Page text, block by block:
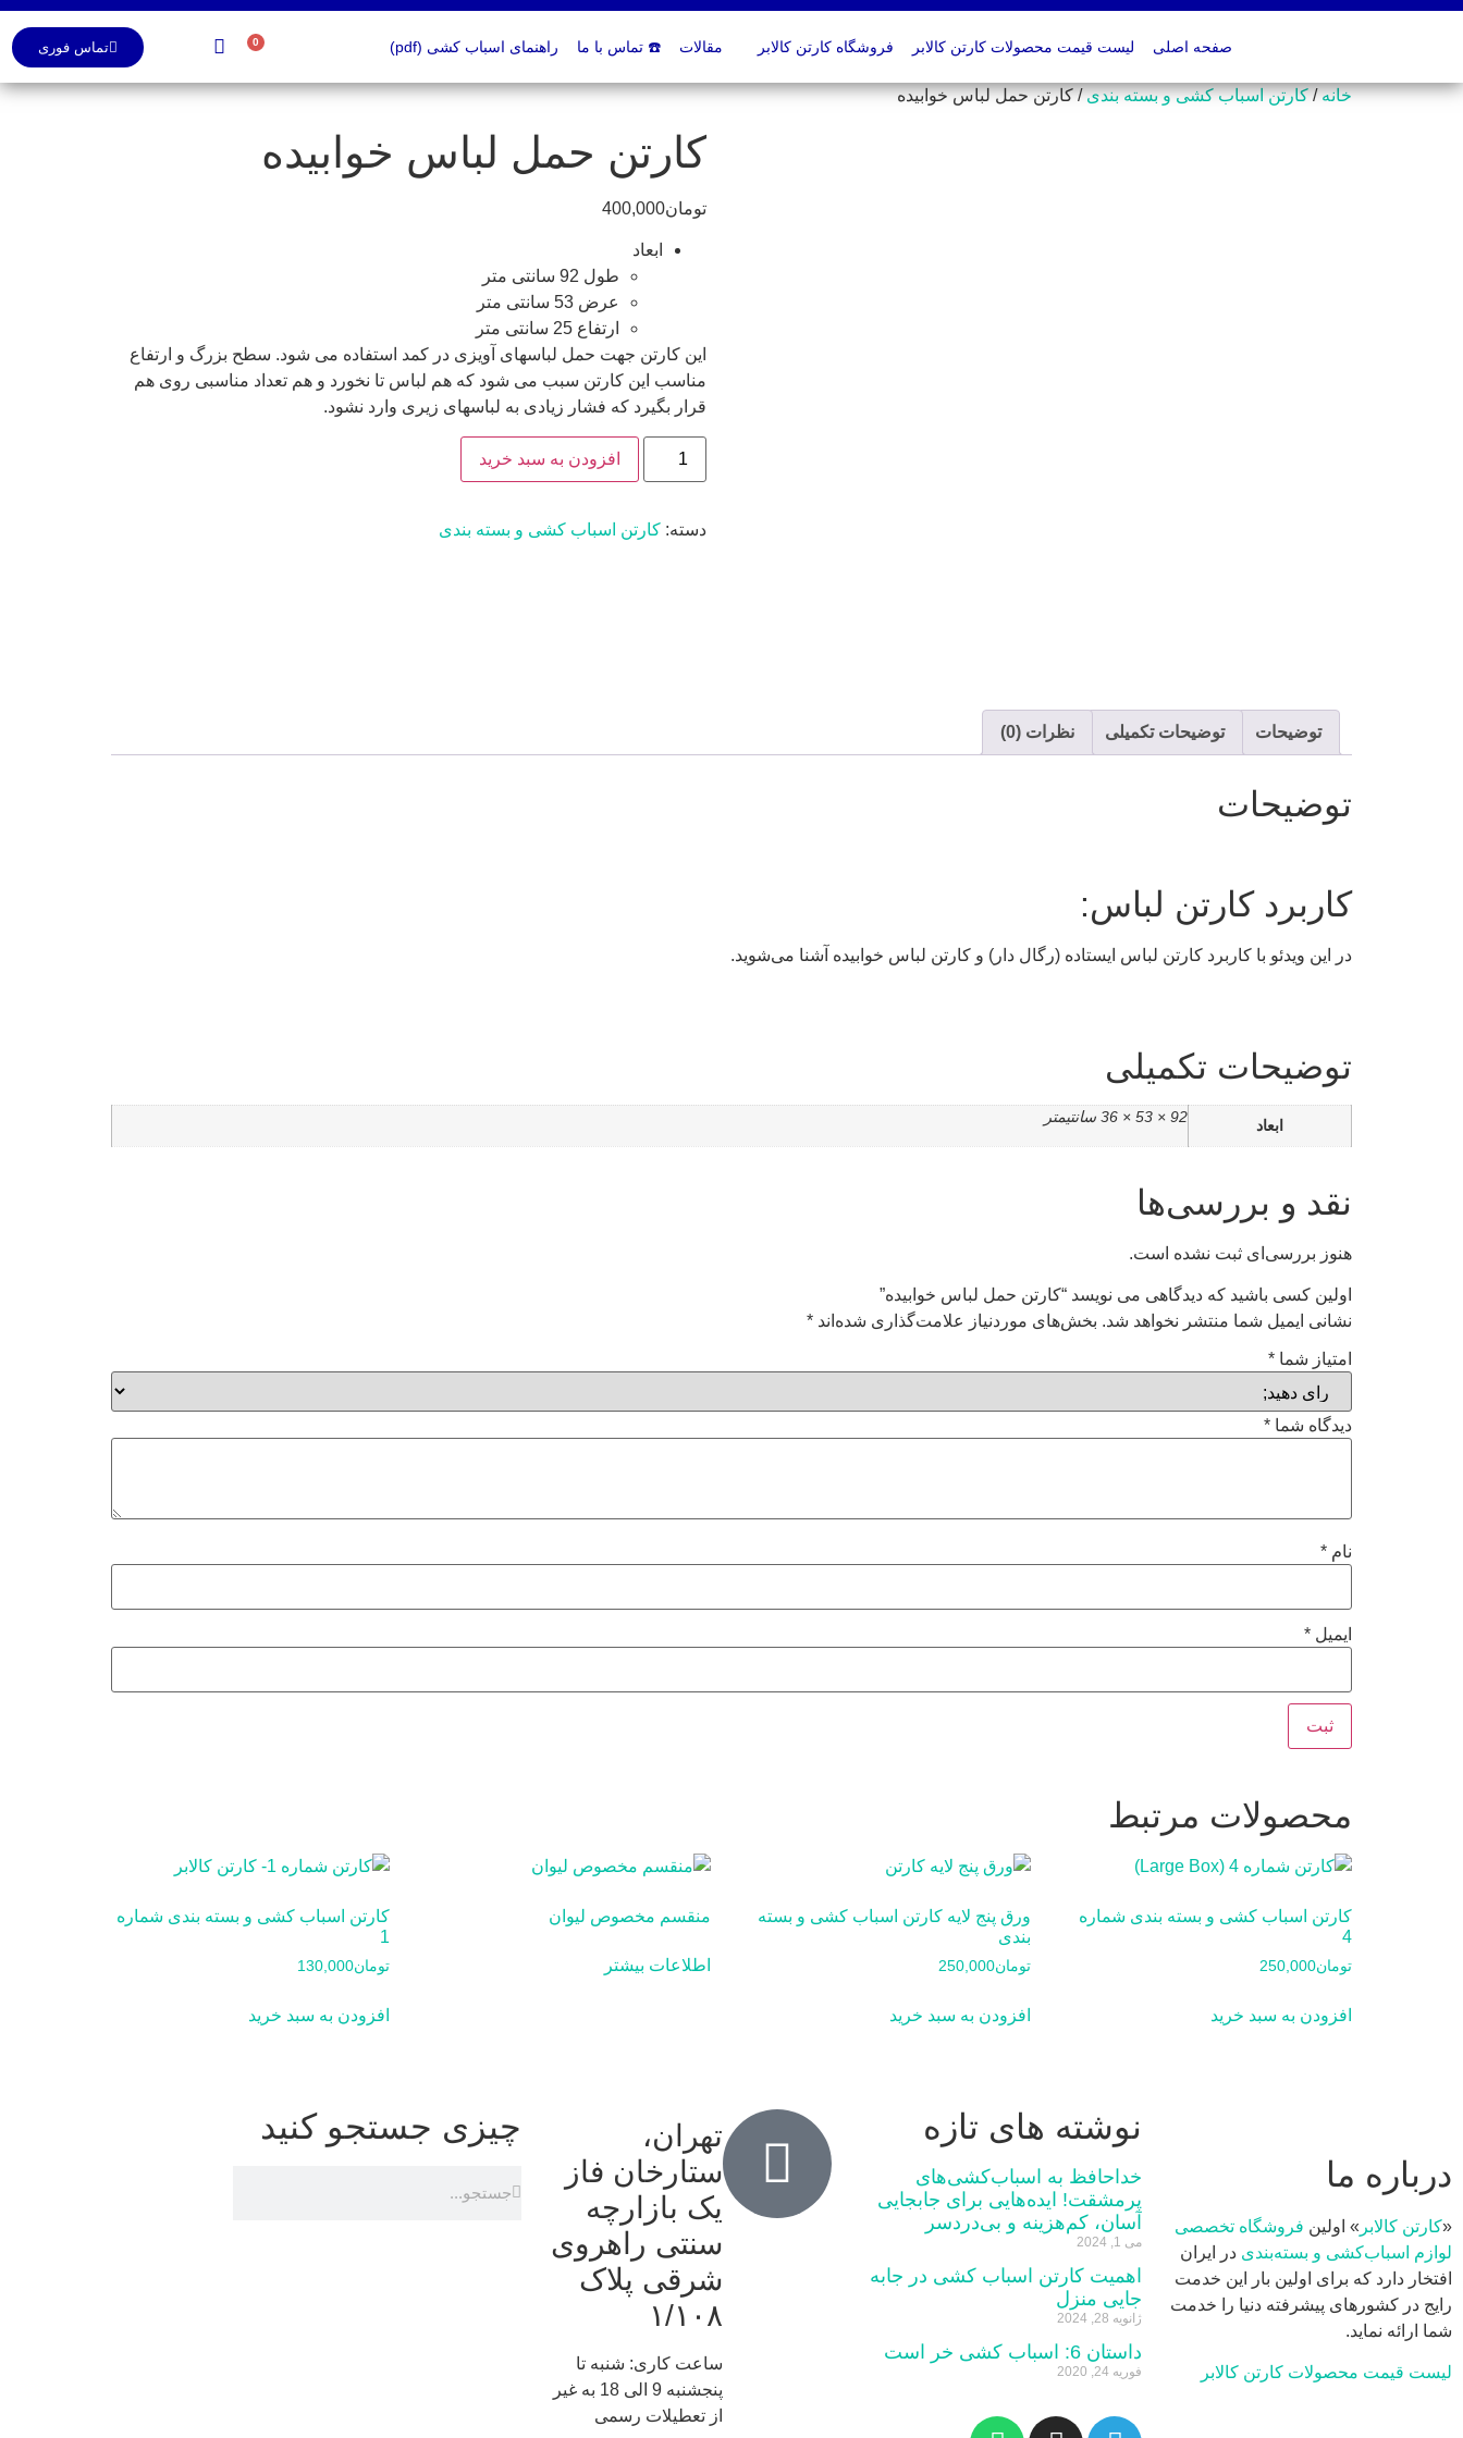
صفحه اصلی لیست قیمت محصولات کارتن کالابر فروشگاه کارتن کالابر مقالات ☎️ تماس با ما راهنمای اسباب کشی (pdf) 0 تماس فوری
خانه/کارتن اسباب کشی و بسته بندی/ کارتن حمل لباس خوابیده
کارتن حمل لباس خوابیده
تومان400,000
ابعاد
طول 92 سانتی متر
عرض 53 سانتی متر
ارتفاع 25 سانتی متر
این کارتن جهت حمل لباسهای آویزی در کمد استفاده می شود. سطح بزرگ و ارتفاع
مناسب این کارتن سبب می شود که هم لباس تا نخورد و هم تعداد مناسبی روی هم
قرار بگیرد که فشار زیادی به لباسهای زیری وارد نشود.
افزودن به سبد خرید
دسته: کارتن اسباب کشی و بسته بندی
توضیحات توضیحات تکمیلی نظرات (0)
توضیحات
کاربرد کارتن لباس:
در این ویدئو با کاربرد کارتن لباس ایستاده (رگال دار) و کارتن لباس خوابیده آشنا می‌شوید.
توضیحات تکمیلی
ابعاد 92 × 53 × 36 سانتیمتر
نقد و بررسی‌ها
هنوز بررسی‌ای ثبت نشده است.
اولین کسی باشید که دیدگاهی می نویسد “کارتن حمل لباس خوابیده”
نشانی ایمیل شما منتشر نخواهد شد. بخش‌های موردنیاز علامت‌گذاری شده‌اند *
امتیاز شما *
دیدگاه شما *
نام *
ایمیل *
محصولات مرتبط
کارتن اسباب کشی و بسته بندی شماره
4
تومان250,000
افزودن به سبد خرید
ورق پنج لایه کارتن اسباب کشی و بسته
بندی
تومان250,000
افزودن به سبد خرید
منقسم مخصوص لیوان
اطلاعات بیشتر
کارتن اسباب کشی و بسته بندی شماره
1
تومان130,000
افزودن به سبد خرید
درباره ما
«کارتن کالابر » اولین فروشگاه تخصصی
لوازم اسباب‌کشی و بسته‌بندی در ایران
افتخار دارد که برای اولین بار این خدمت
رایج در کشورهای پیشرفته دنیا را خدمت
شما ارائه نماید.
لیست قیمت محصولات کارتن کالابر
نوشته های تازه
خداحافظ به اسباب‌کشی‌های
پرمشقت! ایده‌هایی برای جابجایی
آسان، کم‌هزینه و بی‌دردسر
می 1, 2024
اهمیت کارتن‌ اسباب‌ کشی در جابه‌
جایی منزل
ژانویه 28, 2024
داستان 6: اسباب کشی خر است
فوریه 24, 2020
تهران،
ستارخان فاز
یک بازارچه
سنتی راهروی
شرقی پلاک
١/١٠٨
ساعت کاری: شنبه تا
پنجشنبه 9 الی 18 به غیر
از تعطیلات رسمی
چیزی جستجو کنید